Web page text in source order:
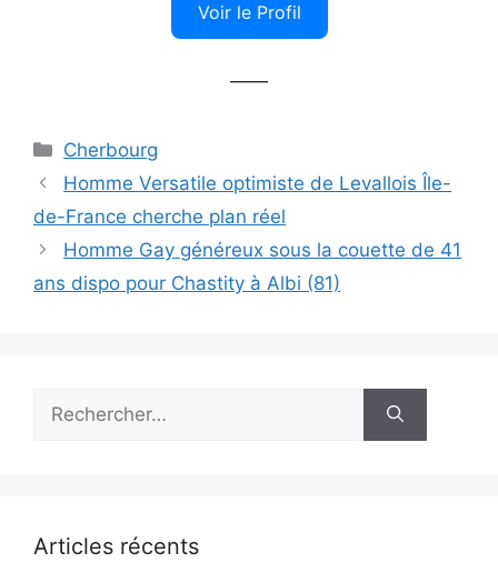
Voir le Profil
——
Catégories
Cherbourg
Homme Versatile optimiste de Levallois Île-
de-France cherche plan réel
Homme Gay généreux sous la couette de 41
ans dispo pour Chastity à Albi (81)
Articles récents